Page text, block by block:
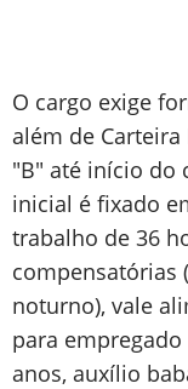
O cargo exige
além de
"B" até início do
inicial é fixado
trabalho de 36
compensatórias
noturno), vale
para
anos, auxílio